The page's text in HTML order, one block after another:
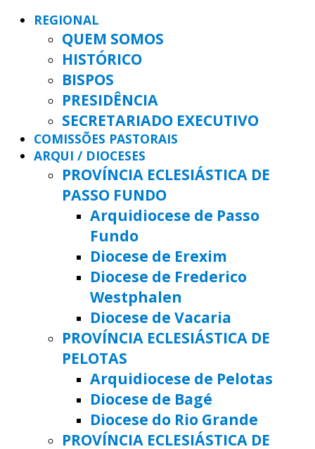
REGIONAL
QUEM SOMOS
HISTÓRICO
BISPOS
PRESIDÊNCIA
SECRETARIADO EXECUTIVO
COMISSÕES PASTORAIS
ARQUI / DIOCESES
PROVÍNCIA ECLESIÁSTICA DE
PASSO FUNDO
Arquidiocese de Passo
Fundo
Diocese de Erexim
Diocese de Frederico
Westphalen
Diocese de Vacaria
PROVÍNCIA ECLESIÁSTICA DE
PELOTAS
Arquidiocese de Pelotas
Diocese de Bagé
Diocese do Rio Grande
PROVÍNCIA ECLESIÁSTICA DE